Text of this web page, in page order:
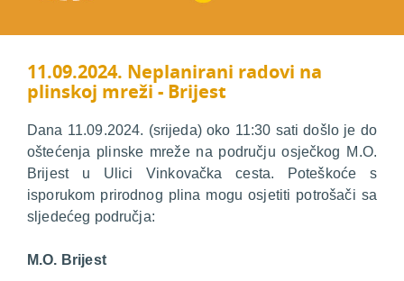
11.09.2024. Neplanirani radovi na
plinskoj mreži - Brijest
Dana 11.09.2024. (srijeda) oko 11:30 sati došlo je do
oštećenja plinske mreže na području osječkog M.O.
Brijest u Ulici Vinkovačka cesta. Poteškoće s
isporukom prirodnog plina mogu osjetiti potrošači sa
sljedećeg područja:
M.O. Brijest